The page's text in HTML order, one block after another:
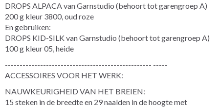
DROPS ALPACA van Garnstudio (behoort tot garengroep A)
200 g kleur 3800, oud roze
En gebruiken:
DROPS KID-SILK van Garnstudio (behoort tot garengroep A)
100 g kleur 05, heide
-------------------------------------------------- -----
ACCESSOIRES VOOR HET WERK:
NAUWKEURIGHEID VAN HET BREIEN:
15 steken in de breedte en 29 naalden in de hoogte met